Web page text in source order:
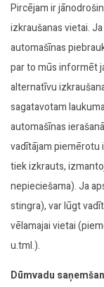
Pircējam ir
izkraušanas vietai.
automašīnas
par to mūs informēt
alternatīvu
sagatavotam
automašīnas
vadītājam piemērotu
tiek izkrauts,
nepieciešama). Ja
stingra), var lūgt
vēlamajai vietai
u.tml.).
Dūmvadu